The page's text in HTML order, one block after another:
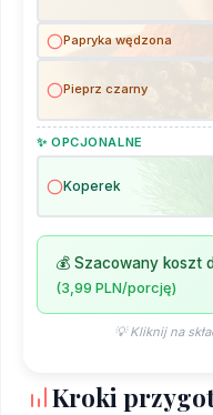
Papryka wędzona
Pieprz czarny
✨ OPCJONALNE
Koperek
💰 Szacowany koszt
(3,99 PLN/porcję)
💡 Kliknij na
Kroki